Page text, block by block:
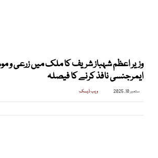
وزیر اعظم شہباز شریف کا ملک میں زرعی و
ایمرجنسی نافذ کرنے کا فیصلہ
ستمبر 10, 2025 ویب ڈیسک